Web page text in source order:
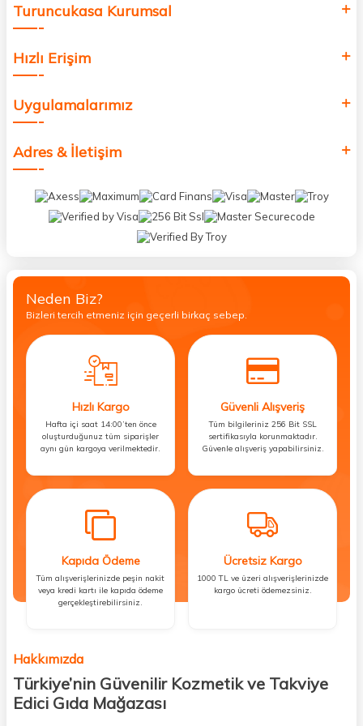
Turuncukasa Kurumsal
Hızlı Erişim
Uygulamalarımız
Adres & İletişim
Neden Biz?
Bizleri tercih etmeniz için geçerli birkaç sebep.
Hızlı Kargo
Hafta içi saat 14:00’ten önce
oluşturduğunuz tüm siparişler
aynı gün kargoya verilmektedir.
Güvenli Alışveriş
Tüm bilgileriniz 256 Bit SSL
sertifikasıyla korunmaktadır.
Güvenle alışveriş yapabilirsiniz.
Kapıda Ödeme
Tüm alışverişlerinizde peşin nakit
veya kredi kartı ile kapıda ödeme
gerçekleştirebilirsiniz.
Ücretsiz Kargo
1000 TL ve üzeri alışverişlerinizde
kargo ücreti ödemezsiniz.
Hakkımızda
Türkiye’nin Güvenilir Kozmetik ve Takviye
Edici Gıda Mağazası